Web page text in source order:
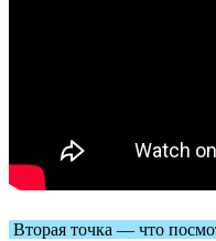
Вторая точка — что